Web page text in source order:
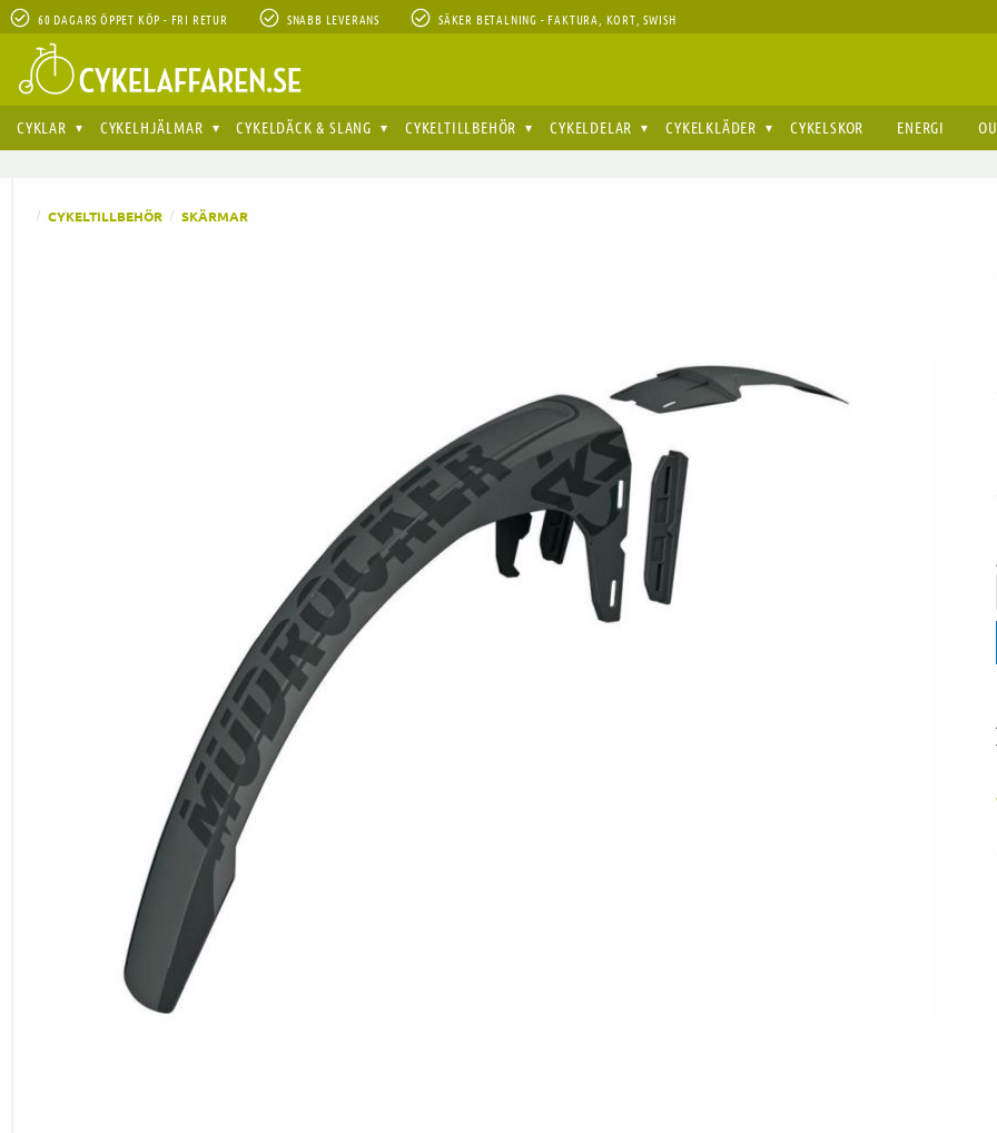
60 DAGARS ÖPPET KÖP - FRI RETUR SNABB LEVERANS SÄKER BETALNING - FAKTURA, KORT, SWISH
CYKLAR CYKELHJÄLMAR CYKELDÄCK & SLANG CYKELTILLBEHÖR CYKELDELAR CYKELKLÄDER CYKELSKOR ENERGI
CYKELTILLBEHÖR SKÄRMAR